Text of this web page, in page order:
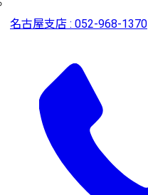
名古屋支店 : 052-968-1370